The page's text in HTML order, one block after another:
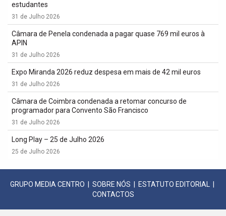
estudantes
31 de Julho 2026
Câmara de Penela condenada a pagar quase 769 mil euros à
APIN
31 de Julho 2026
Expo Miranda 2026 reduz despesa em mais de 42 mil euros
31 de Julho 2026
Câmara de Coimbra condenada a retomar concurso de
programador para Convento São Francisco
31 de Julho 2026
Long Play – 25 de Julho 2026
25 de Julho 2026
GRUPO MEDIA CENTRO SOBRE NÓS ESTATUTO EDITORIAL
CONTACTOS